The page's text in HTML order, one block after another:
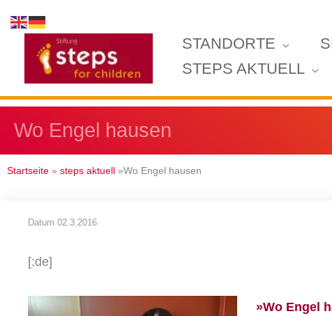
Inhalt
springen
STANDORTE
STEPS AKTUELL
Wo Engel hausen
Startseite » steps aktuell »Wo Engel hausen
Datum 02.3.2016
[:de]
»Wo Engel